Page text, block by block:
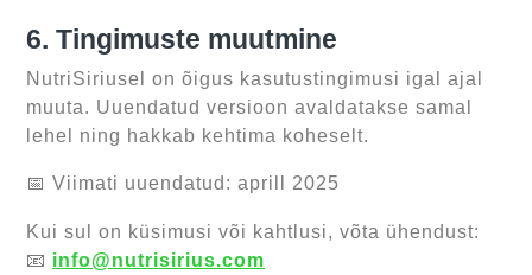
6. Tingimuste muutmine
NutriSiriusel on õigus kasutustingimusi igal ajal
muuta. Uuendatud versioon avaldatakse samal
lehel ning hakkab kehtima koheselt.
📅 Viimati uuendatud: aprill 2025
Kui sul on küsimusi või kahtlusi, võta ühendust:
📧 info@nutrisirius.com